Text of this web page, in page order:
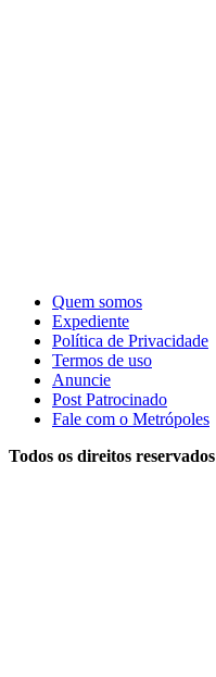
Quem somos
Expediente
Política de Privacidade
Termos de uso
Anuncie
Post Patrocinado
Fale com o Metrópoles
Todos os direitos reservados